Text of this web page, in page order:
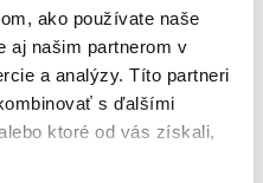
ako používate naše
aj našim partnerom v
a analýzy. Títo partneri
s ďalšími
ktoré od vás získali,
dobrú
2
Cavallo
Favilli
Príbehy
noc pre
Francesca
,